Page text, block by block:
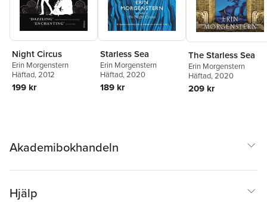
Night Circus
Erin Morgenstern
Häftad, 2012
199 kr
Starless Sea
Erin Morgenstern
Häftad, 2020
189 kr
The Starless Sea
Erin Morgenstern
Häftad, 2020
209 kr
Akademibokhandeln
Hjälp